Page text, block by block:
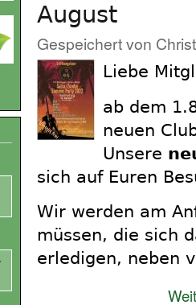
August
Gespeichert von
Liebe
ab dem
neuen
Unsere
sich auf Euren
Wir werden am
müssen, die sich
erledigen, neben